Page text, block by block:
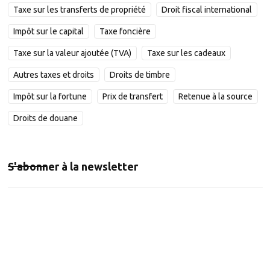
Taxe sur les transferts de propriété Droit fiscal international
Impôt sur le capital Taxe foncière
Taxe sur la valeur ajoutée (TVA) Taxe sur les cadeaux
Autres taxes et droits Droits de timbre
Impôt sur la fortune Prix de transfert Retenue à la source
Droits de douane
S'abonner à la newsletter